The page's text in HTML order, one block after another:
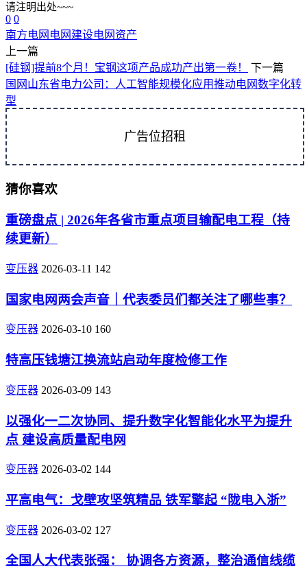
请注明出处~~~
0 0
南方电网 电网建设电网资产
上一篇
[硅钢]提前8个月！宝钢这项产品成功产出第一卷！
下一篇
国网山东省电力公司：人工智能规模化应用推动电网数字化转
型
广告位招租
猜你喜欢
重磅盘点 | 2026年各省市重点项目输配电工程（持
续更新）
变压器 2026-03-11 142
国家电网两会声音｜代表委员们都关注了哪些事？
变压器 2026-03-10 160
特高压钱塘江换流站启动年度检修工作
变压器 2026-03-09 143
以强化一二次协同、提升数字化智能化水平为提升
点 建设高质量配电网
变压器 2026-03-02 144
平高电气：戈壁攻坚筑精品 铁军擎起 “陇电入浙”
变压器 2026-03-02 127
全国人大代表张强： 协调各方资源，整治通信线缆